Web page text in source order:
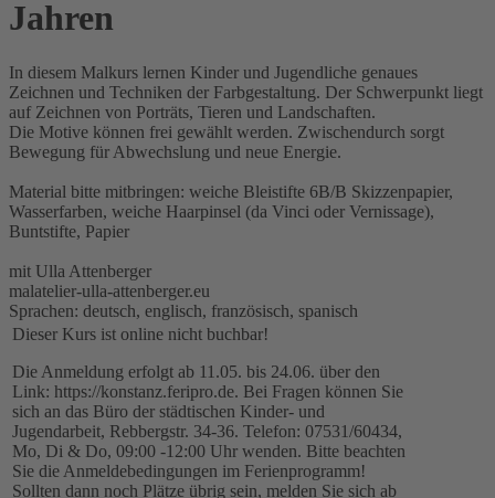
Jahren
In diesem Malkurs lernen Kinder und Jugendliche genaues
Zeichnen und Techniken der Farbgestaltung. Der Schwerpunkt liegt
auf Zeichnen von Porträts, Tieren und Landschaften.
Die Motive können frei gewählt werden. Zwischendurch sorgt
Bewegung für Abwechslung und neue Energie.
Material bitte mitbringen: weiche Bleistifte 6B/B Skizzenpapier,
Wasserfarben, weiche Haarpinsel (da Vinci oder Vernissage),
Buntstifte, Papier
mit Ulla Attenberger
malatelier-ulla-attenberger.eu
Sprachen: deutsch, englisch, französisch, spanisch
Dieser Kurs ist online nicht buchbar!
Die Anmeldung erfolgt ab 11.05. bis 24.06. über den
Link: https://konstanz.feripro.de. Bei Fragen können Sie
sich an das Büro der städtischen Kinder- und
Jugendarbeit, Rebbergstr. 34-36. Telefon: 07531/60434,
Mo, Di & Do, 09:00 -12:00 Uhr wenden. Bitte beachten
Sie die Anmeldebedingungen im Ferienprogramm!
Sollten dann noch Plätze übrig sein, melden Sie sich ab